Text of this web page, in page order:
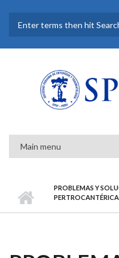
FORMULARIO
BÚSQUEDA
PROBLEMAS Y